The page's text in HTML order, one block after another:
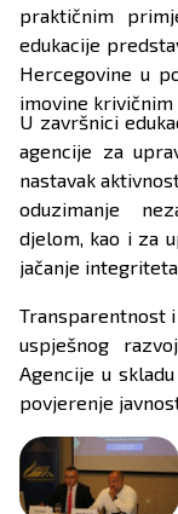
praktičnim
edukacije
Hercegovine u
imovine
U završnici
agencije za
nastavak
oduzimanje
djelom, kao i za
jačanje
Transparentnost
uspješnog
Agencije u
povjerenje